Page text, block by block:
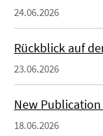
24.06.2026
Rückblick auf
23.06.2026
New
18.06.2026